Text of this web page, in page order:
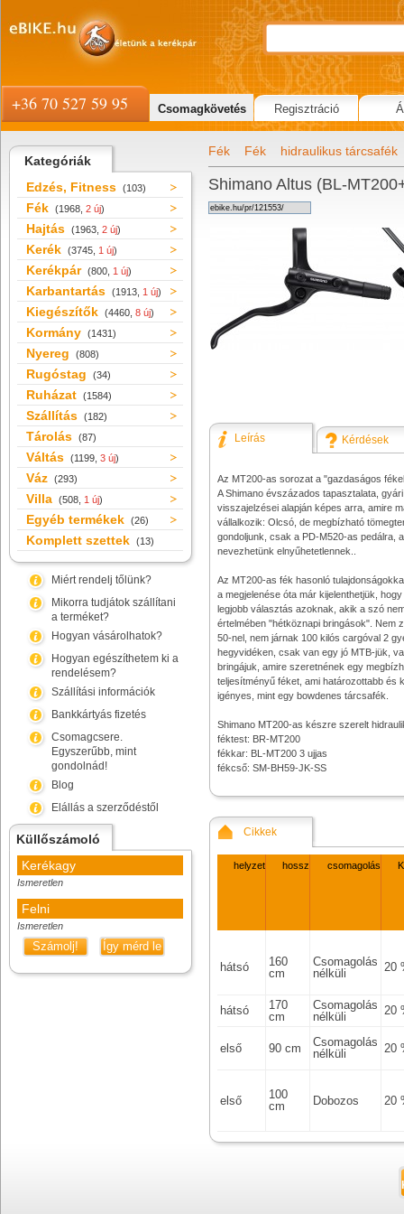
Kategóriák
Edzés, Fitness (103)
Fék (1968, 2 új)
Hajtás (1963, 2 új)
Kerék (3745, 1 új)
Kerékpár (800, 1 új)
Karbantartás (1913, 1 új)
Kiegészítők (4460, 8 új)
Kormány (1431)
Nyereg (808)
Rugóstag (34)
Ruházat (1584)
Szállítás (182)
Tárolás (87)
Váltás (1199, 3 új)
Váz (293)
Villa (508, 1 új)
Egyéb termékek (26)
Komplett szettek (13)
Miért rendelj tőlünk?
Mikorra tudjátok szállítani
a terméket?
Hogyan vásárolhatok?
Hogyan egészíthetem ki a
rendelésem?
Szállítási információk
Bankkártyás fizetés
Csomagcsere.
Egyszerűbb, mint
gondolnád!
Blog
Elállás a szerződéstől
Küllőszámoló
Kerékagy
Ismeretlen
Felni
Ismeretlen
Számolj! Így mérd le
Fék Fék hidraulikus tárcsafék
Shimano Altus (BL-
Leírás Kérdések
Az MT200-as sorozat a "gazdaságos
A Shimano évszázados tapasztalata,
visszajelzései alapján képes arra, amire
vállalkozik: Olcsó, de megbízható
gondoljunk, csak a PD-M520-as pedálra,
nevezhetünk elnyűhetetlennek..
Az MT200-as fék hasonló
a megjelenése óta már kijelenthetjük,
legjobb választás azoknak, akik a szó
értelmében "hétköznapi bringások". Nem
50-nel, nem járnak 100 kilós cargóval 2
hegyvidéken, csak van egy jó MTB-jük,
bringájuk, amire szeretnének egy
teljesítményű féket, ami határozottabb és
igényes, mint egy bowdenes tárcsafék.
Shimano MT200-as készre szerelt
féktest: BR-MT200
fékkar: BL-MT200 3 ujjas
fékcső: SM-BH59-JK-SS
Cikkek
helyzet hossz csomagolás
hátsó
160
cm
Csomagolás
nélküli
20
hátsó
170
cm
Csomagolás
nélküli
20
első 90 cm
Csomagolás
nélküli
20
első
100
cm
Dobozos 20
+36 70 527 59 95 Csomagkövetés Regisztráció